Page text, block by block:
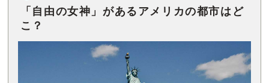
「自由の女神」があるアメリカの都市はど
こ？